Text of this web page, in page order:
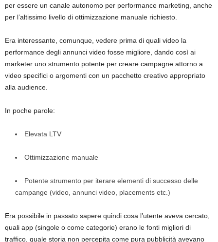
per essere un canale autonomo per performance marketing, anche
per l’altissimo livello di ottimizzazione manuale richiesto.
Era interessante, comunque, vedere prima di quali video la
performance degli annunci video fosse migliore, dando così ai
marketer uno strumento potente per creare campagne attorno a
video specifici o argomenti con un pacchetto creativo appropriato
alla audience.
In poche parole:
Elevata LTV
Ottimizzazione manuale
Potente strumento per iterare elementi di successo delle
campange (video, annunci video, placements etc.)
Era possibile in passato sapere quindi cosa l’utente aveva cercato,
quali app (singole o come categorie) erano le fonti migliori di
traffico, quale storia non percepita come pura pubblicità avevano